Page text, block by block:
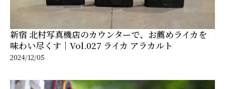
新宿 北村写真機店のカウンターで、お薦めライカを
味わい尽くす｜Vol.027 ライカ アラカルト
2024/12/05